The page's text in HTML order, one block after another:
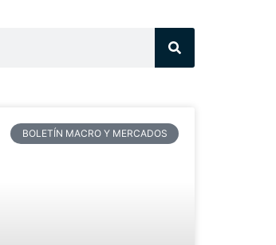
BOLETÍN MACRO Y MERCADOS